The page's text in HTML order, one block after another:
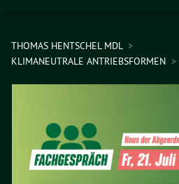
THOMAS HENTSCHEL MDL
KLIMANEUTRALE ANTRIEBSFORMEN